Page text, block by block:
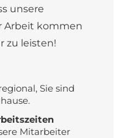
unsere
Arbeit kommen
zu leisten!
Sie sind
Mitarbeiter